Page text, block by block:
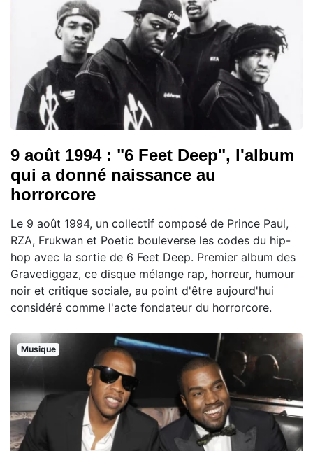
9 août 1994 : "6 Feet Deep", l'album
qui a donné naissance au
horrorcore
Le 9 août 1994, un collectif composé de Prince Paul,
RZA, Frukwan et Poetic bouleverse les codes du hip-
hop avec la sortie de 6 Feet Deep. Premier album des
Gravediggaz, ce disque mélange rap, horreur, humour
noir et critique sociale, au point d'être aujourd'hui
considéré comme l'acte fondateur du horrorcore.
Musique